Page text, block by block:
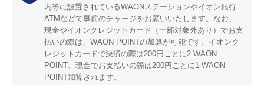
内等に設置されているWAONステーションやイオン銀行
ATMなどで事前のチャージをお願いいたします。なお、
現金やイオンクレジットカード（一部対象外あり）でお支
払いの際は、WAON POINTの加算が可能です。イオンク
レジットカードで決済の際は200円ごとに2 WAON
POINT、現金でお支払いの際は200円ごとに1 WAON
POINT加算されます。